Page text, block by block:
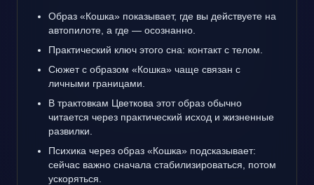
Образ «Кошка» показывает, где вы действуете на
автопилоте, а где — осознанно.
Практический ключ этого сна: контакт с телом.
Сюжет с образом «Кошка» чаще связан с
личными границами.
В трактовкам Цветкова этот образ обычно
читается через практический исход и жизненные
развилки.
Психика через образ «Кошка» подсказывает:
сейчас важно сначала стабилизироваться, потом
ускоряться.